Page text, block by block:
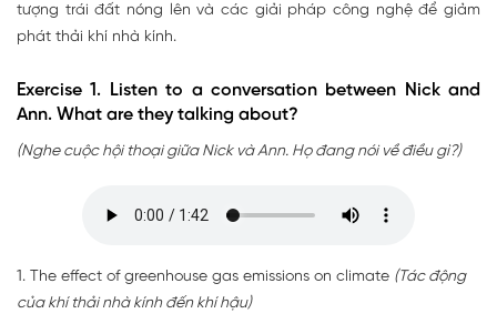
tượng trái đất nóng lên và các giải pháp công nghệ để giảm
phát thải khí nhà kính.
Exercise 1. Listen to a conversation between Nick and
Ann. What are they talking about?
(Nghe cuộc hội thoại giữa Nick và Ann. Họ đang nói về điều gì?)
1. The effect of greenhouse gas emissions on climate (Tác động
của khí thải nhà kính đến khí hậu)